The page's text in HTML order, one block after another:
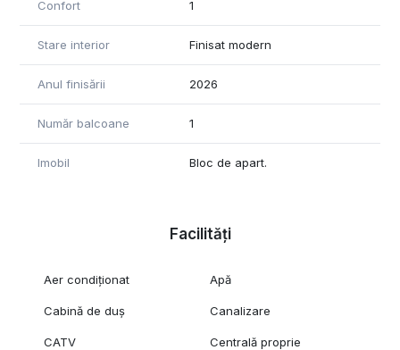
Apartamentul este potrivit pentru studenți, cupluri sau
persoane care doresc să locuiască aproape de principalele
Se percepe garantia echivalent a doua luni de chirie.
Vă așteptăm la vizionare.
Confort 1
Stare interior Finisat modern
Anul finisării 2026
Număr balcoane 1
Imobil Bloc de apart.
Facilități
Aer condiționat Apă
Cabină de duș Canalizare
CATV Centrală proprie